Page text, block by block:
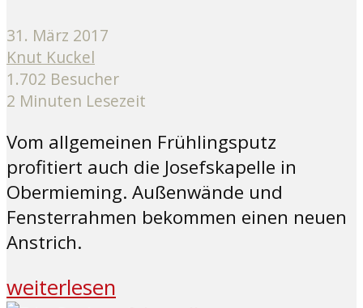
31. März 2017
Knut Kuckel
1.702 Besucher
2 Minuten Lesezeit
Vom allgemeinen Frühlingsputz
profitiert auch die Josefskapelle in
Obermieming. Außenwände und
Fensterrahmen bekommen einen neuen
Anstrich.
weiterlesen